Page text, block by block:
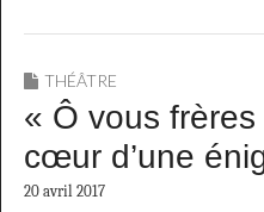
THÉÂTRE
« Ô vous
cœur d’une
20 avril 2017